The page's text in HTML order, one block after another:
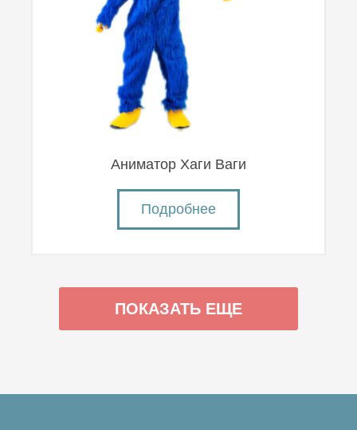
Аниматор Хаги Ваги
Подробнее
ПОКАЗАТЬ ЕЩЕ